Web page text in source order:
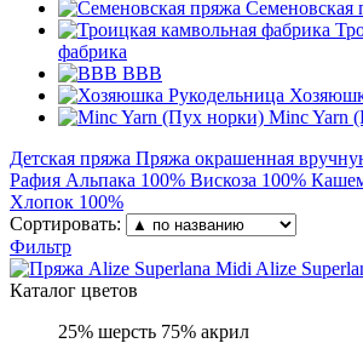
Семеновская
фабрика
BBB
Minc Yarn
Детская пряжа Пряжа окрашенная
Рафия Альпака 100% Вискоза 100%
Хлопок 100%
Сортировать:
Фильтр
Alize
Каталог цветов
25% шерсть 75% акрил